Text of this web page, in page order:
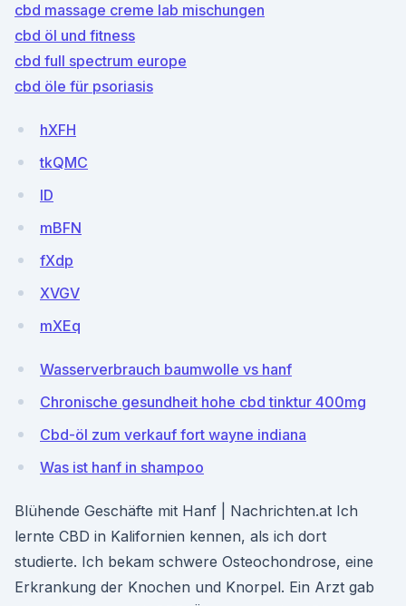
cbd massage creme lab mischungen
cbd öl und fitness
cbd full spectrum europe
cbd öle für psoriasis
hXFH
tkQMC
lD
mBFN
fXdp
XVGV
mXEq
Wasserverbrauch baumwolle vs hanf
Chronische gesundheit hohe cbd tinktur 400mg
Cbd-öl zum verkauf fort wayne indiana
Was ist hanf in shampoo
Blühende Geschäfte mit Hanf | Nachrichten.at Ich
lernte CBD in Kalifornien kennen, als ich dort
studierte. Ich bekam schwere Osteochondrose, eine
Erkrankung der Knochen und Knorpel. Ein Arzt gab